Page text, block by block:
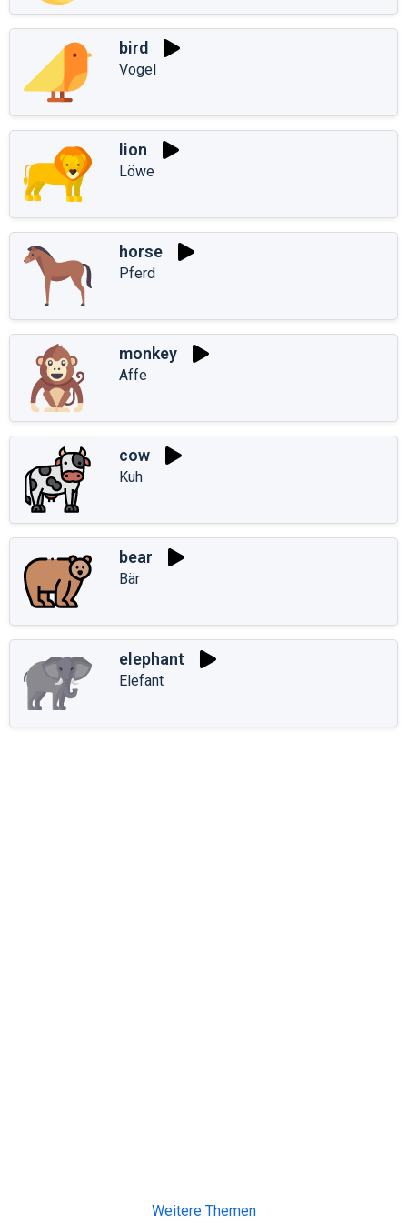
bird
Vogel
lion
Löwe
horse
Pferd
monkey
Affe
cow
Kuh
bear
Bär
elephant
Elefant
Weitere Themen